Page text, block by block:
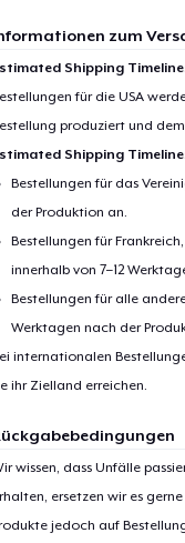
zum
Shipping
für die USA
produziert und
Shipping
Bestellungen für das
der Produktion an.
Bestellungen für
innerhalb von 7–12
Bestellungen für alle
Werktagen nach der
internationalen
ihr Zielland erreichen.
wissen, dass Unfälle
ersetzen wir es
jedoch auf